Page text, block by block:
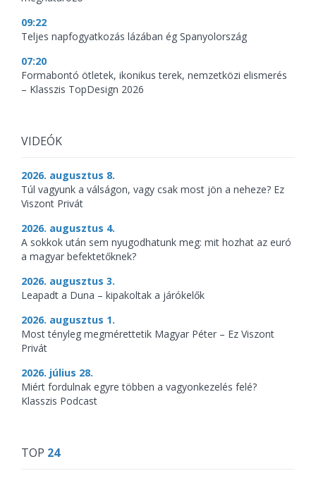
09:22
Teljes napfogyatkozás lázában ég Spanyolország
07:20
Formabontó ötletek, ikonikus terek, nemzetközi elismerés
– Klasszis TopDesign 2026
VIDEÓK
2026. augusztus 8.
Túl vagyunk a válságon, vagy csak most jön a neheze? Ez
Viszont Privát
2026. augusztus 4.
A sokkok után sem nyugodhatunk meg: mit hozhat az euró
a magyar befektetőknek?
2026. augusztus 3.
Leapadt a Duna – kipakoltak a járókelők
2026. augusztus 1.
Most tényleg megmérettetik Magyar Péter – Ez Viszont
Privát
2026. július 28.
Miért fordulnak egyre többen a vagyonkezelés felé?
Klasszis Podcast
TOP 24